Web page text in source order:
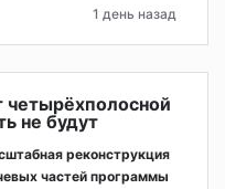
1 день назад
четырёхполосной
не будут
реконструкция
частей программы